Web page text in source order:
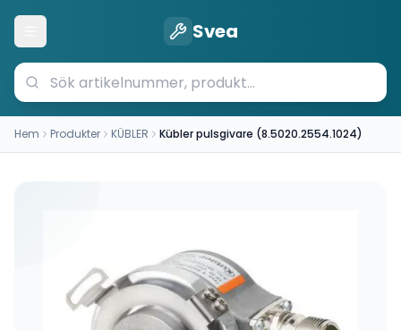
Öppna meny Svea
Hem Produkter KÜBLER Kübler pulsgivare (8.5020.2554.1024)